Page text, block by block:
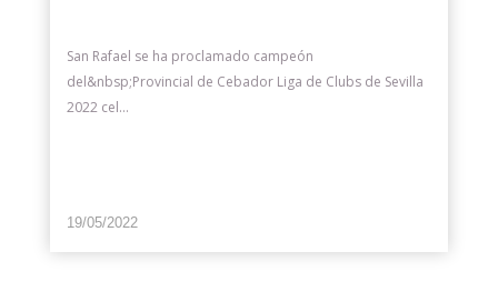
San Rafael se ha proclamado campeón
del&nbsp;Provincial de Cebador Liga de Clubs de Sevilla
2022 cel...
19/05/2022